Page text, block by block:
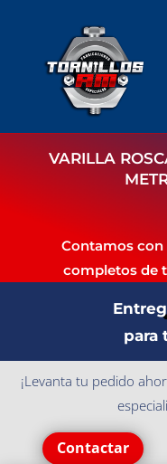
VARILLA
Contamos con
completos de
para
¡Levanta tu pedido
Contactar